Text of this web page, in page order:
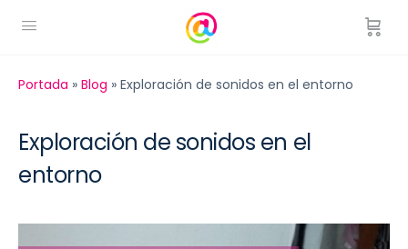
Portada » Blog » Exploración de sonidos en el entorno
Exploración de sonidos en el
entorno